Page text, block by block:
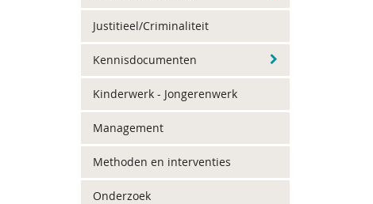
Justitieel/Criminaliteit
Kennisdocumenten
Kinderwerk - Jongerenwerk
Management
Methoden en interventies
Onderzoek